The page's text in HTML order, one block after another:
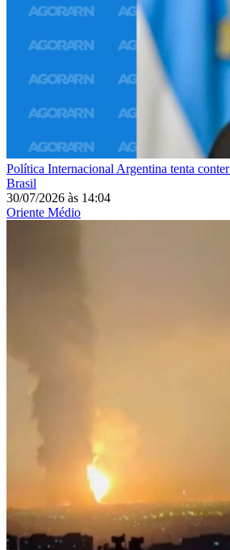
Política Internacional Argentina tenta
Brasil
30/07/2026 às 14:04
Oriente Médio